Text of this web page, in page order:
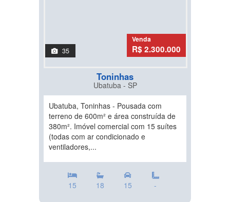
35
Venda
R$ 2.300.000
Toninhas
Ubatuba - SP
Ubatuba, Toninhas - Pousada com
terreno de 600m² e área construída de
380m². Imóvel comercial com 15 suítes
(todas com ar condicionado e
ventiladores,...
15 18 15 -